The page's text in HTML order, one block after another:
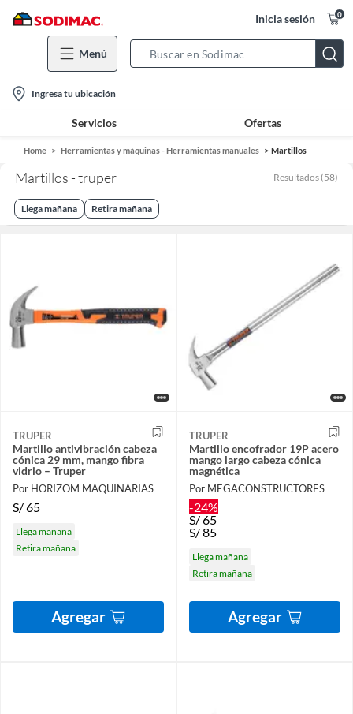
Inicia sesión 0
Menú
Bar
location-
icon
Ingresa tu ubicación
Servicios Ofertas
Home Herramientas y máquinas - Herramientas manuales Martillos
Martillos - truper Resultados (58)
Llega mañana Retira mañana
TRUPER
Martillo antivibración cabeza
cónica 29 mm, mango fibra
vidrio – Truper
Por HORIZOM MAQUINARIAS
S/65
Llega mañana
Retira mañana
Agregar
TRUPER
Martillo encofrador 19P acero
mango largo cabeza cónica
magnética
Por MEGACONSTRUCTORES
-24%
S/65
S/85
Llega mañana
Retira mañana
Agregar